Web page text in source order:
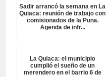
Sadir arrancó la semana en La
Quiaca: reunión de trabajo con
comisionados de la Puna.
Agenda de infr...
La Quiaca: el municipio
cumplió el sueño de un
merendero en el barrio 6 de